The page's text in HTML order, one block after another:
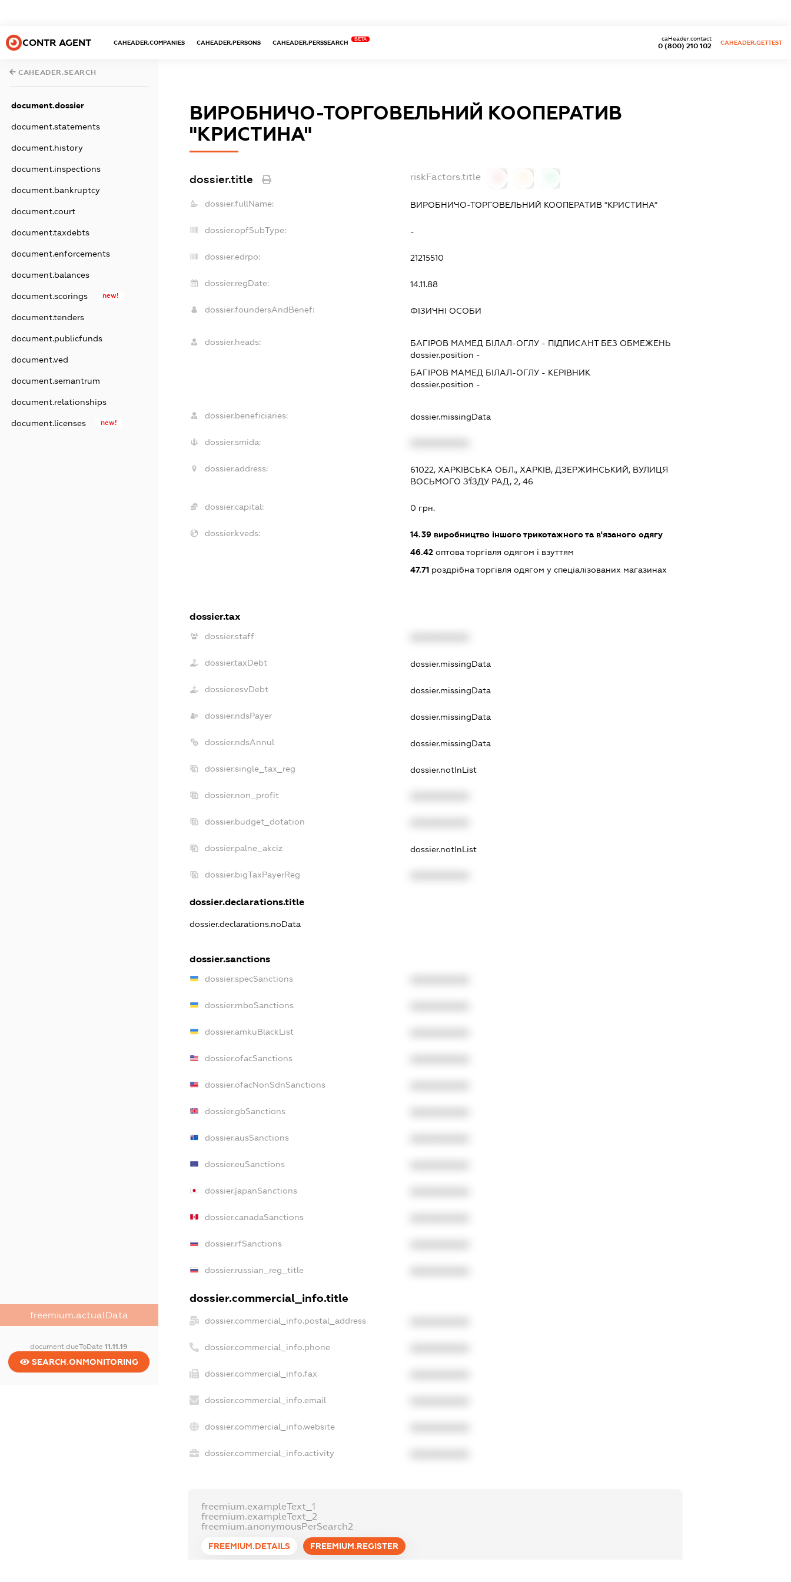
CONTR AGENT CAHEADER.COMPANIES CAHEADER.PERSONS CAHEADER.PERSSEARCH
BETA
0 (800) 210 102
caHeader.contact
CAHEADER.GETTEST
CAHEADER.SEARCH
document.dossier
document.statements
document.history
document.inspections
document.bankruptcy
document.court
document.taxdebts
document.enforcements
document.balances
document.scorings new!
document.tenders
document.publicfunds
document.ved
document.semantrum
document.relationships
document.licenses new!
freemium.actualData
document.dueToDate11.11.19
SEARCH.ONMONITORING
ВИРОБНИЧО-ТОРГОВЕЛЬНИЙ КООПЕРАТИВ
"КРИСТИНА"
dossier.title riskFactors.title
dossier.fullName: ВИРОБНИЧО-ТОРГОВЕЛЬНИЙ КООПЕРАТИВ "КРИСТИНА"
dossier.opfSubType: -
dossier.edrpo: 21215510
dossier.regDate: 14.11.88
dossier.foundersAndBenef: ФІЗИЧНІ ОСОБИ
dossier.heads: БАГІРОВ МАМЕД БІЛАЛ-ОГЛУ - ПІДПИСАНТБЕЗ ОБМЕЖЕНЬ
dossier.position -
БАГІРОВ МАМЕД БІЛАЛ-ОГЛУ - КЕРІВНИК
dossier.position -
dossier.beneficiaries: dossier.missingData
dossier.smida:
dossier.address:
61022, ХАРКІВСЬКА ОБЛ., ХАРКІВ, ДЗЕРЖИНСЬКИЙ, ВУЛИЦЯ
ВОСЬМОГО З'ЇЗДУ РАД, 2, 46
dossier.capital: 0 грн.
dossier.kveds: 14.39 виробництво іншого трикотажного та в'язаного одягу
46.42 оптова торгівля одягом і взуттям
47.71 роздрібна торгівля одягом у спеціалізованих магазинах
dossier.tax
dossier.staff
dossier.taxDebt dossier.missingData
dossier.esvDebt dossier.missingData
dossier.ndsPayer dossier.missingData
dossier.ndsAnnul dossier.missingData
dossier.single_tax_reg dossier.notInList
dossier.non_profit
dossier.budget_dotation
dossier.palne_akciz dossier.notInList
dossier.bigTaxPayerReg
dossier.declarations.title
dossier.declarations.noData
dossier.sanctions
dossier.specSanctions
dossier.rnboSanctions
dossier.amkuBlackList
dossier.ofacSanctions
dossier.ofacNonSdnSanctions
dossier.gbSanctions
dossier.ausSanctions
dossier.euSanctions
dossier.japanSanctions
dossier.canadaSanctions
dossier.rfSanctions
dossier.russian_reg_title
dossier.commercial_info.title
dossier.commercial_info.postal_address
dossier.commercial_info.phone
dossier.commercial_info.fax
dossier.commercial_info.email
dossier.commercial_info.website
dossier.commercial_info.activity
freemium.exampleText_1
freemium.exampleText_2
freemium.anonymousPerSearch2
FREEMIUM.DETAILS FREEMIUM.REGISTER